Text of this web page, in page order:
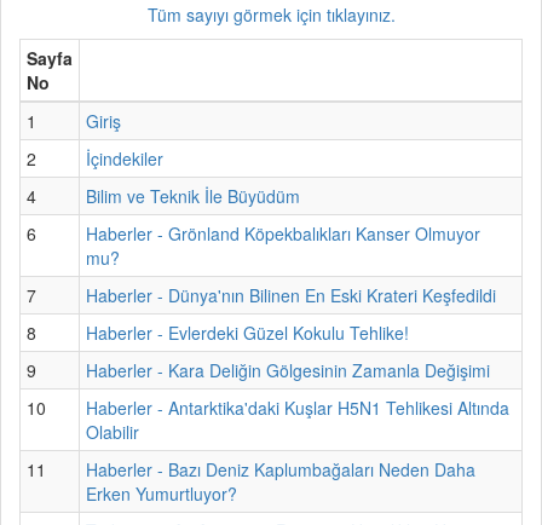
Tüm sayıyı görmek için tıklayınız.
Sayfa
No
1
Giriş
2
İçindekiler
4
Bilim ve Teknik İle Büyüdüm
6
Haberler - Grönland Köpekbalıkları Kanser Olmuyor
mu?
7
Haberler - Dünya'nın Bilinen En Eski Krateri Keşfedildi
8
Haberler - Evlerdeki Güzel Kokulu Tehlike!
9
Haberler - Kara Deliğin Gölgesinin Zamanla Değişimi
10
Haberler - Antarktika'daki Kuşlar H5N1 Tehlikesi Altında
Olabilir
11
Haberler - Bazı Deniz Kaplumbağaları Neden Daha
Erken Yumurtluyor?